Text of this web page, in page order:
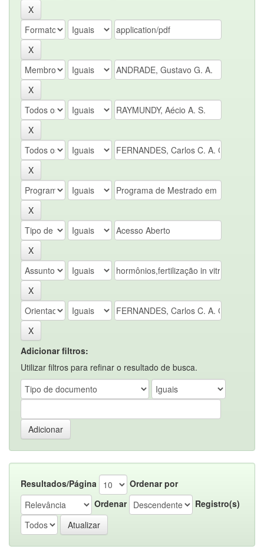
Adicionar filtros:
Utilizar filtros para refinar o resultado de busca.
Resultados/Página
Ordenar por
Ordenar
Registro(s)